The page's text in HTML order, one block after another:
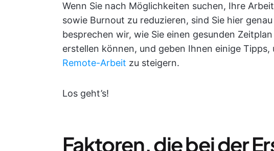
Wenn Sie nach Möglichkeiten suchen, Ihre
sowie Burnout zu reduzieren, sind Sie hier
besprechen wir, wie Sie einen gesunden
erstellen können, und geben Ihnen einige Tipps,
Remote-Arbeit zu steigern.
Los geht’s!
Faktoren, die bei der